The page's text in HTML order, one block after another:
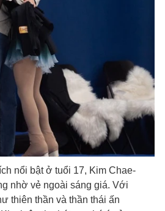
nổi bật ở tuổi 17, Kim Chae-
nhờ vẻ ngoài sáng giá. Với
thiên thần và thần thái ấn